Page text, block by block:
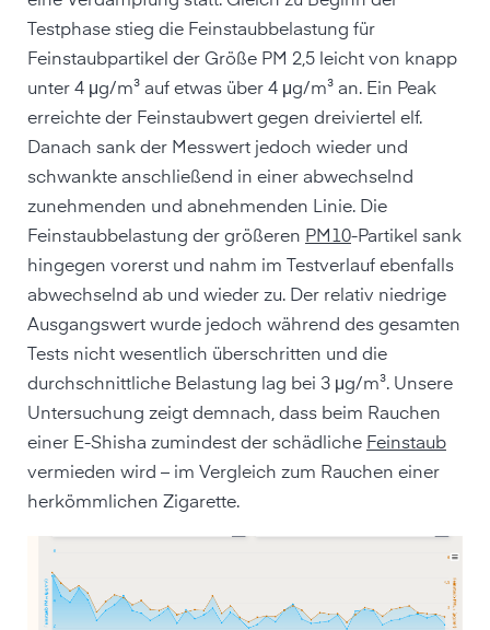
Testphase stieg die Feinstaubbelastung für
Feinstaubpartikel der Größe PM 2,5 leicht von knapp
unter 4 μg/m³ auf etwas über 4 μg/m³ an. Ein Peak
erreichte der Feinstaubwert gegen dreiviertel elf.
Danach sank der Messwert jedoch wieder und
schwankte anschließend in einer abwechselnd
zunehmenden und abnehmenden Linie. Die
Feinstaubbelastung der größeren PM10-Partikel sank
hingegen vorerst und nahm im Testverlauf ebenfalls
abwechselnd ab und wieder zu. Der relativ niedrige
Ausgangswert wurde jedoch während des gesamten
Tests nicht wesentlich überschritten und die
durchschnittliche Belastung lag bei 3 μg/m³. Unsere
Untersuchung zeigt demnach, dass beim Rauchen
einer E-Shisha zumindest der schädliche Feinstaub
vermieden wird – im Vergleich zum Rauchen einer
herkömmlichen Zigarette.